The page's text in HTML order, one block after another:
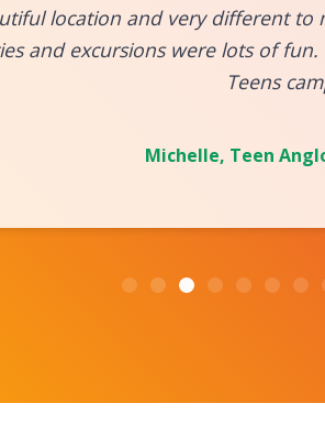
location and very different to
and excursions were lots of
Teens
Michelle, Teen